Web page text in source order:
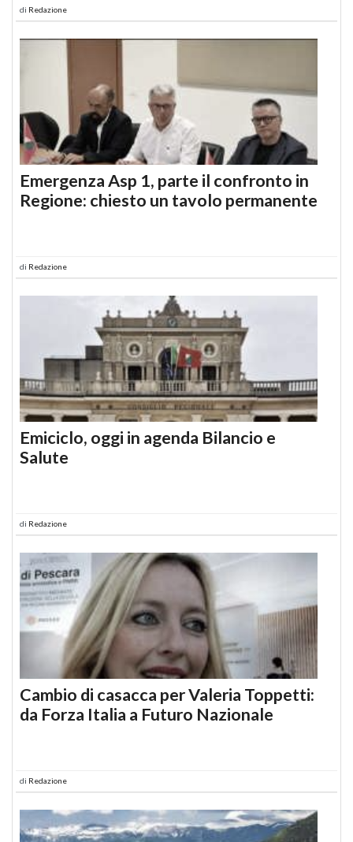
di Redazione
Emergenza Asp 1, parte il confronto in
Regione: chiesto un tavolo permanente
di Redazione
Emiciclo, oggi in agenda Bilancio e
Salute
di Redazione
Cambio di casacca per Valeria Toppetti:
da Forza Italia a Futuro Nazionale
di Redazione